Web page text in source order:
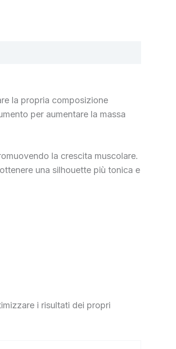
la propria composizione
per aumentare la massa
la crescita muscolare.
una silhouette più tonica e
i risultati dei propri